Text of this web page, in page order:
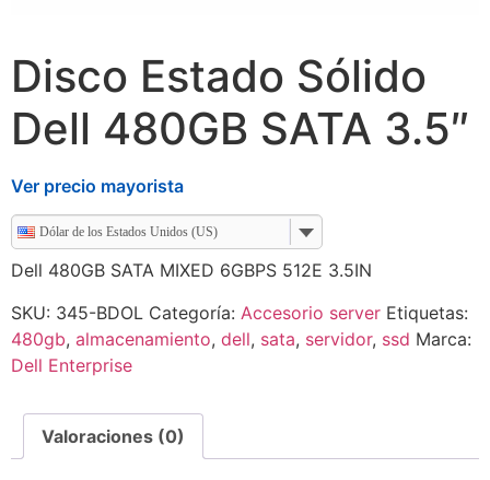
Disco Estado Sólido
Dell 480GB SATA 3.5″
Ver precio mayorista
Dólar de los Estados Unidos (US)
Dell 480GB SATA MIXED 6GBPS 512E 3.5IN
SKU: 345-BDOL Categoría: Accesorio server Etiquetas:
480gb, almacenamiento, dell, sata, servidor, ssd Marca:
Dell Enterprise
Valoraciones (0)